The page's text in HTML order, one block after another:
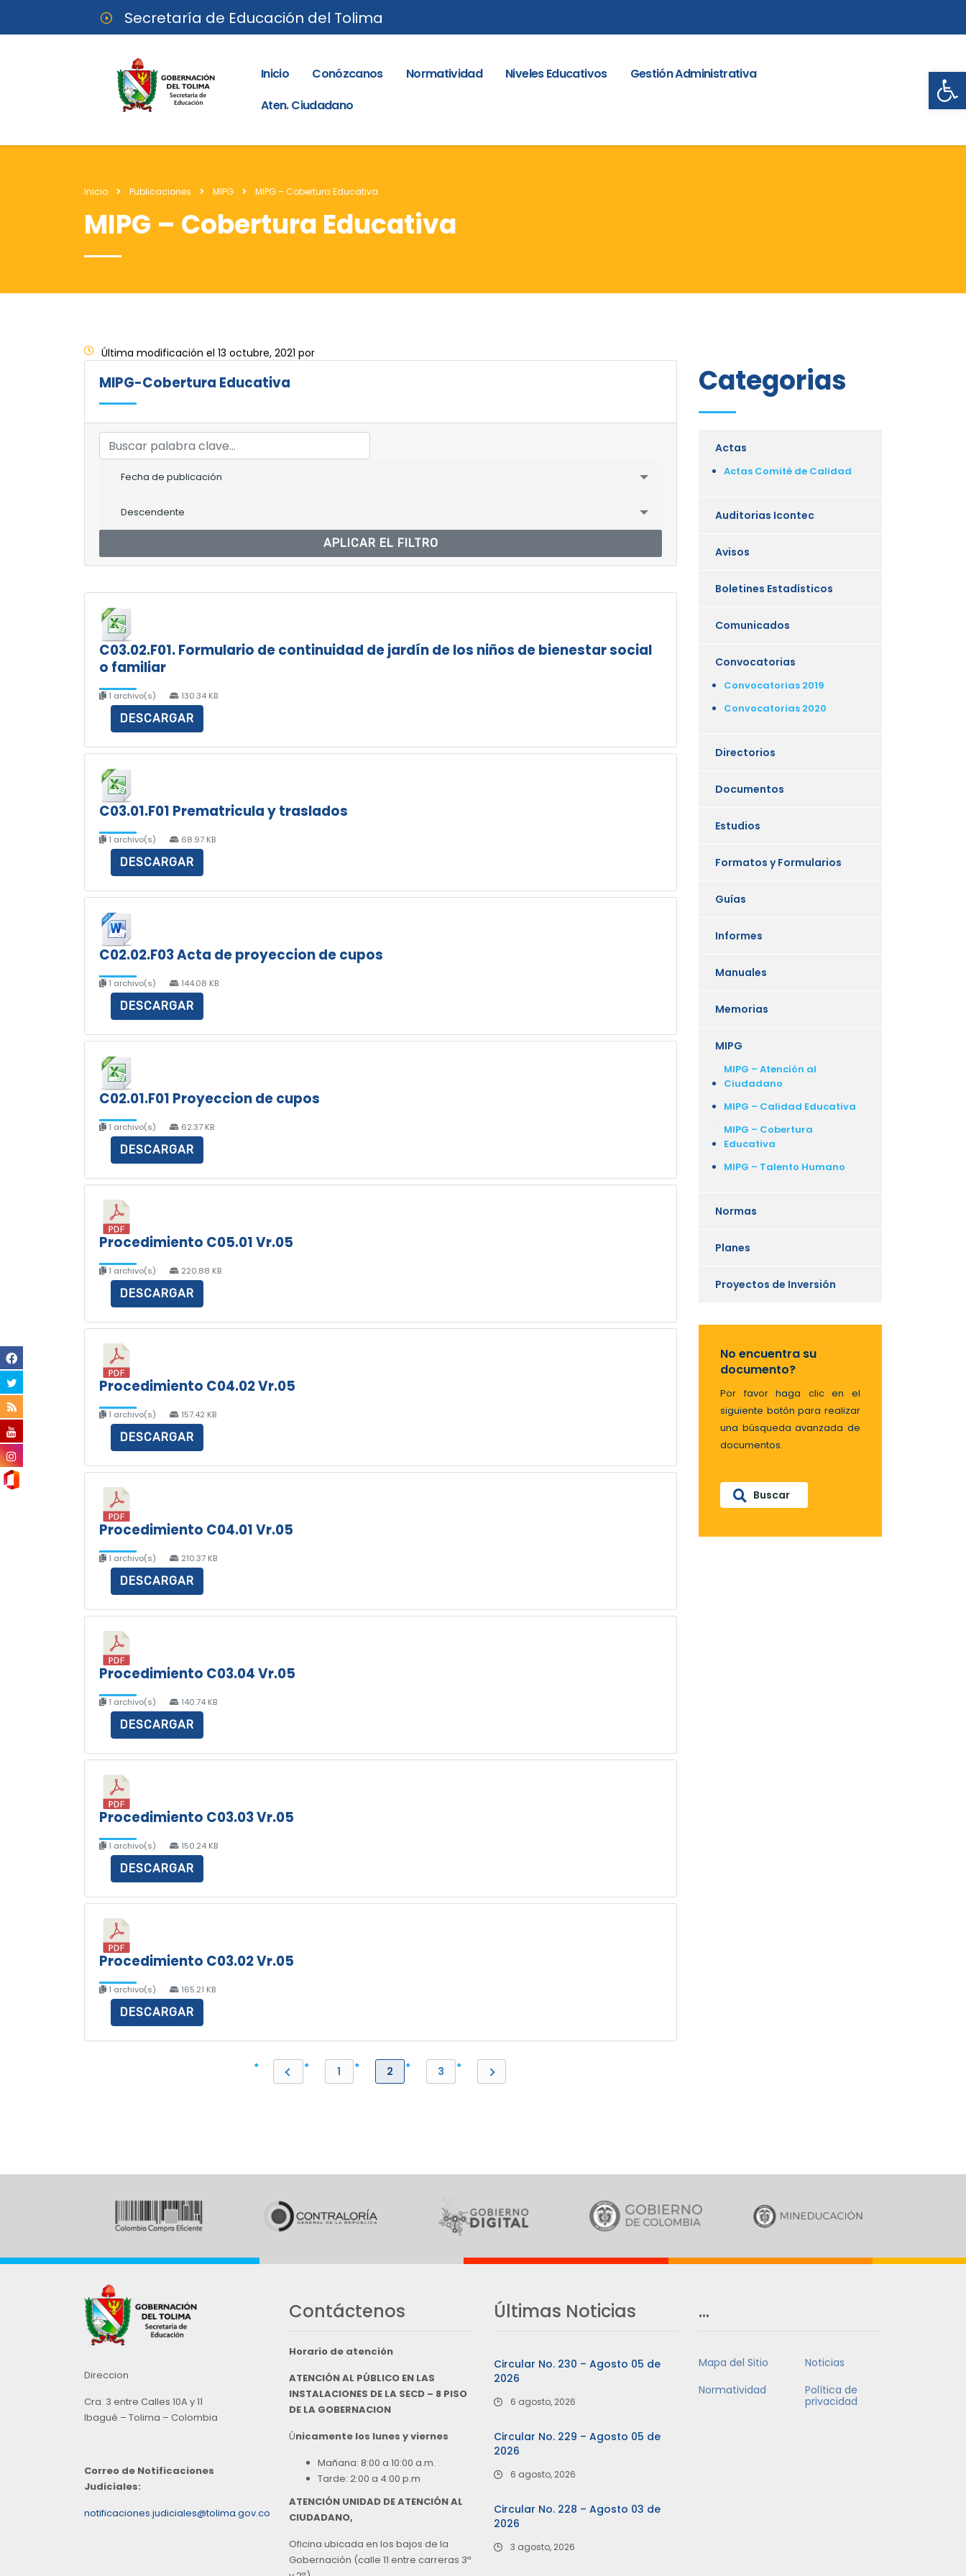
Secretaría de Educación del Tolima
Inicio Conózcanos Normatividad Niveles Educativos
Gestión Administrativa
Aten. Ciudadano
Inicio Publicaciones MIPG MIPG – Cobertura Educativa
MIPG – Cobertura Educativa
Última modificación el 13 octubre, 2021 por
MIPG-Cobertura Educativa
Fecha de publicación
Descendente
APLICAR EL FILTRO
C03.02.F01. Formulario de continuidad de jardín de los niños de bienestar social
o familiar
1 archivo(s) 130.34 KB
DESCARGAR
C03.01.F01 Prematricula y traslados
1 archivo(s) 68.97 KB
DESCARGAR
C02.02.F03 Acta de proyeccion de cupos
1 archivo(s) 144.08 KB
DESCARGAR
C02.01.F01 Proyeccion de cupos
1 archivo(s) 62.37 KB
DESCARGAR
Procedimiento C05.01 Vr.05
1 archivo(s) 220.88 KB
DESCARGAR
Procedimiento C04.02 Vr.05
1 archivo(s) 157.42 KB
DESCARGAR
Procedimiento C04.01 Vr.05
1 archivo(s) 210.37 KB
DESCARGAR
Procedimiento C03.04 Vr.05
1 archivo(s) 140.74 KB
DESCARGAR
Procedimiento C03.03 Vr.05
1 archivo(s) 150.24 KB
DESCARGAR
Procedimiento C03.02 Vr.05
1 archivo(s) 165.21 KB
DESCARGAR
1 2 3
Categorias
Actas
Actas Comité de Calidad
Auditorias Icontec
Avisos
Boletines Estadísticos
Comunicados
Convocatorias
Convocatorias 2019
Convocatorias 2020
Directorios
Documentos
Estudios
Formatos y Formularios
Guías
Informes
Manuales
Memorias
MIPG
MIPG – Atención al
Ciudadano
MIPG – Calidad Educativa
MIPG – Cobertura
Educativa
MIPG – Talento Humano
Normas
Planes
Proyectos de Inversión
No encuentra su
documento?
Por favor haga clic en el
siguiente botón para realizar
una búsqueda avanzada de
documentos.
Buscar
Direccion
Cra. 3 entre Calles 10A y 11
Ibagué – Tolima – Colombia
Correo de Notificaciones
Judiciales:
notificaciones.judiciales@tolima.gov.co
Contáctenos
Horario de atención
ATENCIÓN AL PÚBLICO EN LAS
INSTALACIONES DE LA SECD – 8 PISO
DE LA GOBERNACION
Únicamente los lunes y viernes
Mañana: 8:00 a 10:00 a.m.
Tarde: 2:00 a 4:00 p.m
ATENCIÓN UNIDAD DE ATENCIÓN AL
CIUDADANO,
Oficina ubicada en los bajos de la
Gobernación (calle 11 entre carreras 3ª
Últimas Noticias
Circular No. 230 – Agosto 05 de
2026
6 agosto, 2026
Circular No. 229 – Agosto 05 de
2026
6 agosto, 2026
Circular No. 228 – Agosto 03 de
2026
3 agosto, 2026
…
Mapa del Sitio
Noticias
Normatividad
Política de
privacidad